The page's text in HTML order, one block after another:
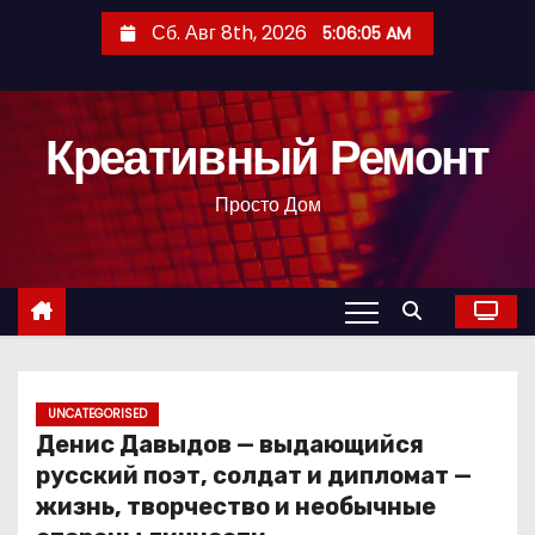
с
Сб. Авг 8th, 2026 5:06:06 AM
Креативный Ремонт
Просто Дом
UNCATEGORISED
Денис Давыдов — выдающийся
русский поэт, солдат и дипломат —
жизнь, творчество и необычные